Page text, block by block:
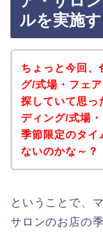
ルを実施
ちょっと今回、
グ/式場・フェ
探していて思っ
ディング/式場
季節限定のタイ
ないのかな～？
ということで、
サロンのお店の